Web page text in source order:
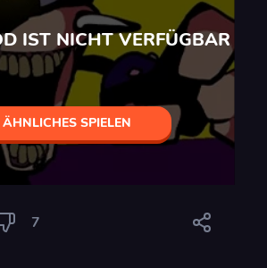
IST NICHT VERFÜGBAR
ÄHNLICHES SPIELEN
7